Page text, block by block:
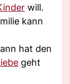
will.
kann
hat den
geht